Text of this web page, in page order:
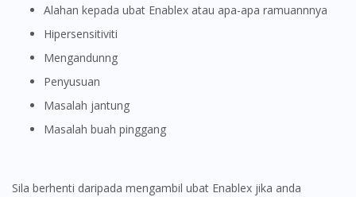
Alahan kepada ubat Enablex atau apa-apa ramuannnya
Hipersensitiviti
Mengandunng
Penyusuan
Masalah jantung
Masalah buah pinggang
Sila berhenti daripada mengambil ubat Enablex jika anda